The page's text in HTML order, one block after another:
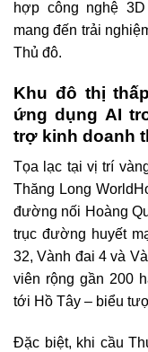
hợp công nghệ
mang đến trải
Thủ đô.
Khu đô thị
ứng dụng AI
trợ kinh doanh
Tọa lạc tại vị trí
Thăng Long
đường nối Hoàng
trục đường huyết
32, Vành đai 4 và
viên rộng gần 200
tới Hồ Tây – biểu
Đặc biệt, khi cầu